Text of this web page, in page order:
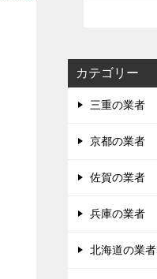
カテゴリー
三重の業者
京都の業者
佐賀の業者
兵庫の業者
北海道の業者